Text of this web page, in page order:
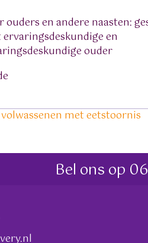
ouders en andere naasten:
en
ouder
met eetstoornis
Bel ons op